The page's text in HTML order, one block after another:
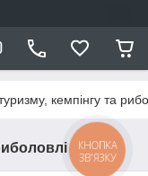
кемпінгу та
КНОПКА
ЗВ'ЯЗКУ